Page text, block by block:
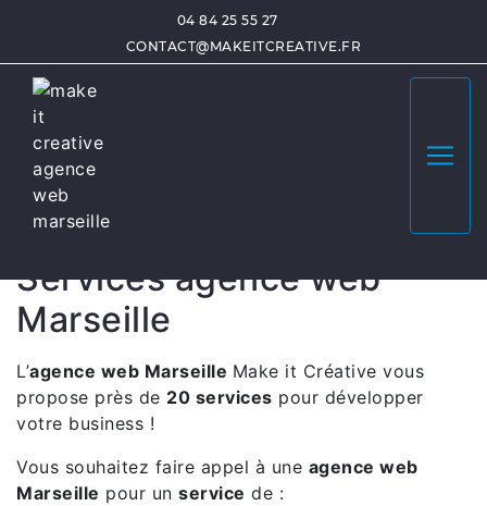
04 84 25 55 27
CONTACT@MAKEITCREATIVE.FR
agence digitale Var
Make it Créative
Contactez notre équipe d'experts et obtenez
Services agence web
Marseille
L’agence web Marseille Make it Créative vous
propose près de 20 services pour développer
votre business !
Vous souhaitez faire appel à une agence web
Marseille pour un service de :